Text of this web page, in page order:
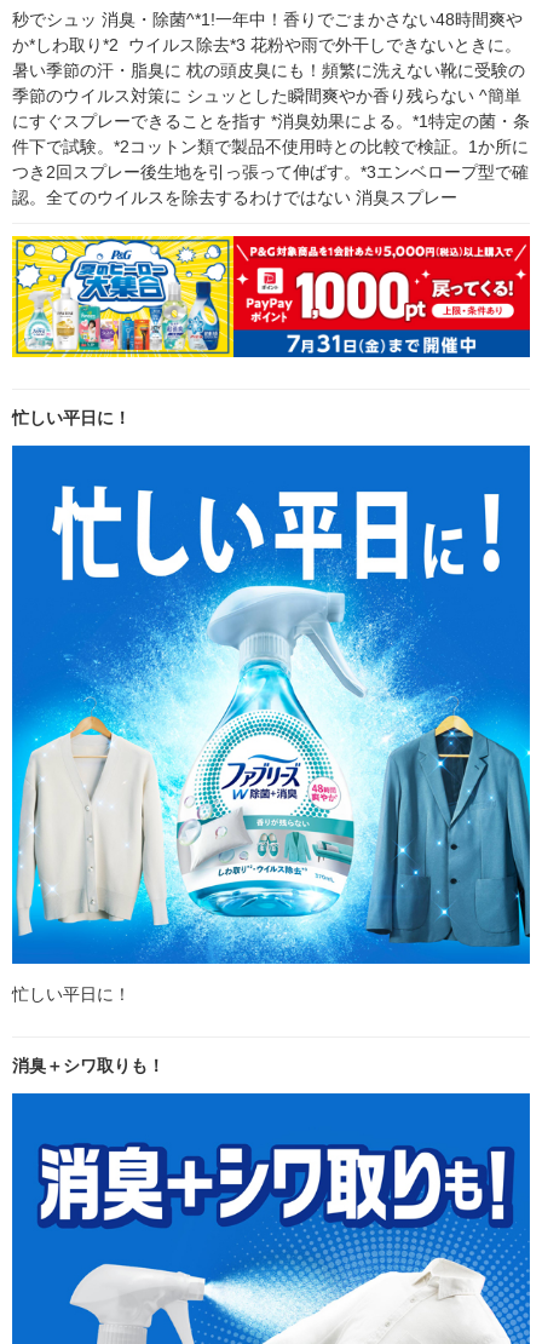
秒でシュッ 消臭・除菌^*1!一年中！香りでごまかさない48時間爽や
か*しわ取り*2  ウイルス除去*3 花粉や雨で外干しできないときに。
暑い季節の汗・脂臭に 枕の頭皮臭にも！頻繁に洗えない靴に受験の
季節のウイルス対策に シュッとした瞬間爽やか香り残らない ^簡単
にすぐスプレーできることを指す *消臭効果による。*1特定の菌・条
件下で試験。*2コットン類で製品不使用時との比較で検証。1か所に
つき2回スプレー後生地を引っ張って伸ばす。*3エンベロープ型で確
認。全てのウイルスを除去するわけではない 消臭スプレー
忙しい平日に！
忙しい平日に！
消臭＋シワ取りも！